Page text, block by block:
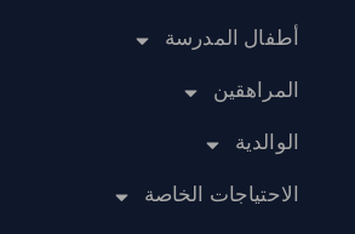
أطفال المدرسة
المراهقين
الوالدية
الاحتياجات الخاصة